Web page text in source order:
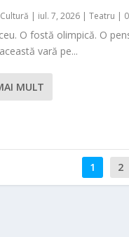
| iul. 7, 2026| Teatru | 0
O fostă olimpică. O
vară pe...
MULT
1 2